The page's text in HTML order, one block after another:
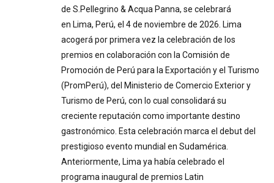
de S.Pellegrino & Acqua Panna, se celebrará
en Lima, Perú, el 4 de noviembre de 2026. Lima
acogerá por primera vez la celebración de los
premios en colaboración con la Comisión de
Promoción de Perú para la Exportación y el Turismo
(PromPerú), del Ministerio de Comercio Exterior y
Turismo de Perú, con lo cual consolidará su
creciente reputación como importante destino
gastronómico. Esta celebración marca el debut del
prestigioso evento mundial en Sudamérica.
Anteriormente, Lima ya había celebrado el
programa inaugural de premios Latin